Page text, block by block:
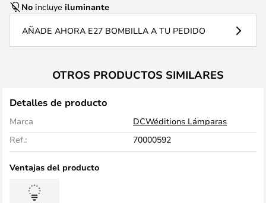
No incluye iluminante
AÑADE AHORA E27 BOMBILLA A TU PEDIDO
OTROS PRODUCTOS SIMILARES
Detalles de producto
Marca
DCWéditions Lámparas
Ref.:
70000592
Ventajas del producto